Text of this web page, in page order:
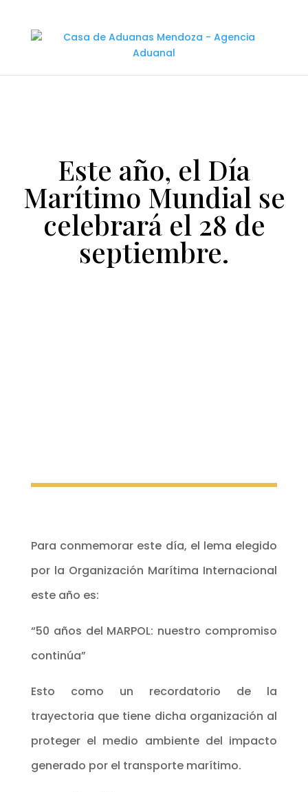
Este año, el Día
Marítimo Mundial se
celebrará el 28 de
septiembre.
Para conmemorar este día, el lema elegido
por la Organización Marítima Internacional
este año es:
“50 años del MARPOL: nuestro compromiso
continúa”
Esto como un recordatorio de la
trayectoria que tiene dicha organización al
proteger el medio ambiente del impacto
generado por el transporte marítimo.